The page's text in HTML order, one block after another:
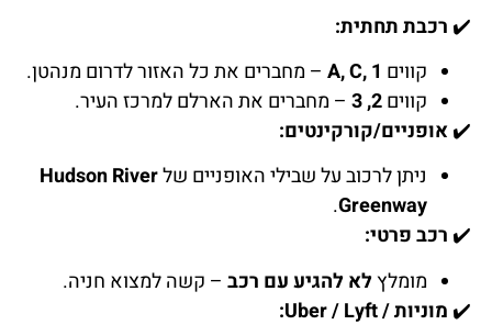
✔️ רכבת תחתית:
קווים A, C, 1– מחברים את כל האזור לדרום מנהטן.
קווים2, 3
– מחברים את הארלם למרכז העיר.
✔️אופניים/קורקינטים:
ניתן לרכוב על שבילי האופניים שלHudson River
Greenway
.
✔️ רכב פרטי:
מומלץלא להגיע עם רכב– קשה למצוא חניה.
✔️ מוניות / Uber / Lyft: